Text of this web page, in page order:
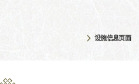
设施信息页面